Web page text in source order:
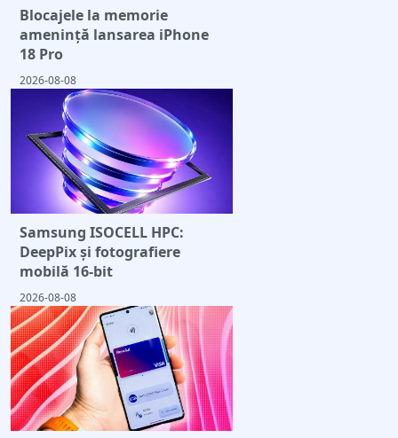
Blocajele la memorie
amenință lansarea iPhone
18 Pro
2026-08-08
Samsung ISOCELL HPC:
DeepPix și fotografiere
mobilă 16-bit
2026-08-08